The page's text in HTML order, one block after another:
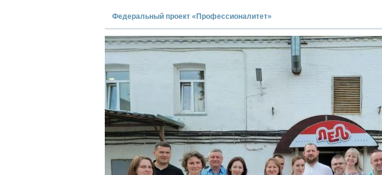
Федеральный проект «Профессионалитет»